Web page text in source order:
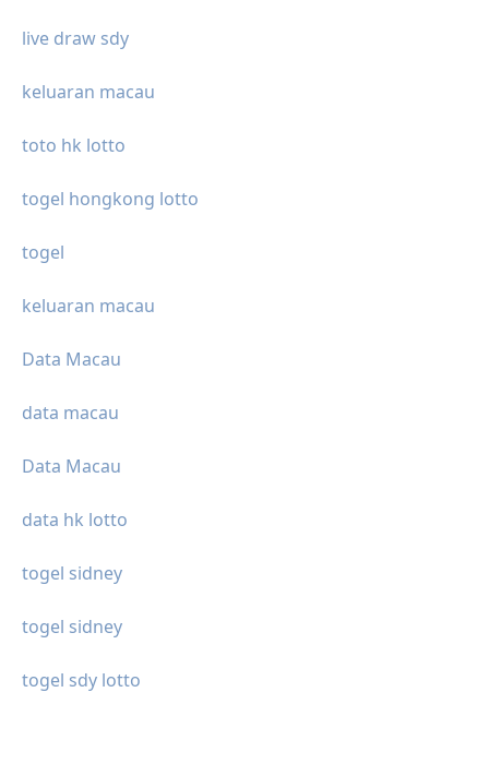
live draw sdy
keluaran macau
toto hk lotto
togel hongkong lotto
togel
keluaran macau
Data Macau
data macau
Data Macau
data hk lotto
togel sidney
togel sidney
togel sdy lotto